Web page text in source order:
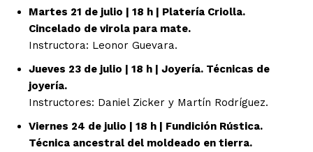
Martes 21 de julio | 18 h | Platería Criolla.
Cincelado de virola para mate.
Instructora: Leonor Guevara.
Jueves 23 de julio | 18 h | Joyería. Técnicas de
joyería.
Instructores: Daniel Zicker y Martín Rodríguez.
Viernes 24 de julio | 18 h | Fundición Rústica.
Técnica ancestral del moldeado en tierra.